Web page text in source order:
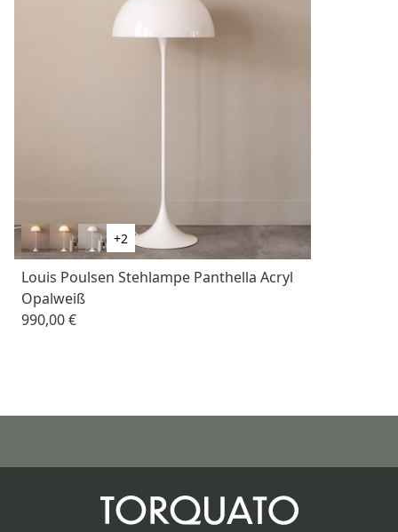
+2
Louis Poulsen Stehlampe Panthella Acryl
Opalweiß
990,00 €